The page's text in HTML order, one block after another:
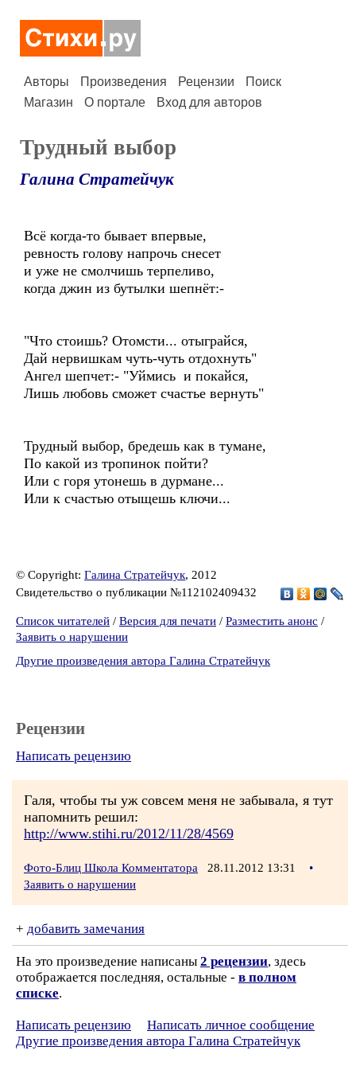
Авторы Произведения Рецензии
Поиск
Магазин
О портале Вход для авторов
Трудный выбор
Галина Стратейчук
Всё когда-то бывает впервые,
ревность голову напрочь снесет
и уже не смолчишь терпеливо,
когда джин из бутылки шепнёт:-
"Что стоишь? Отомсти... отыграйся,
Дай нервишкам чуть-чуть отдохнуть"
Ангел шепчет:- "Уймись и покайся,
Лишь любовь сможет счастье вернуть"
Трудный выбор, бредешь как в тумане,
По какой из тропинок пойти?
Или с горя утонешь в дурмане...
Или к счастью отыщешь ключи...
© Copyright: Галина Стратейчук, 2012
Свидетельство о публикации №112102409432
Список читателей / Версия для печати / Разместить анонс /
Заявить о нарушении
Другие произведения автора Галина Стратейчук
Рецензии
Написать рецензию
Галя, чтобы ты уж совсем меня не забывала, я тут
напомнить решил:
http://www.stihi.ru/2012/11/28/4569
Фото-Блиц Школа Комментатора 28.11.2012 13:31
•
Заявить о нарушении
+ добавить замечания
На это произведение написаны 2 рецензии, здесь
отображается последняя, остальные - в полном
списке.
Написать рецензию
Написать личное сообщение
Другие произведения автора Галина Стратейчук